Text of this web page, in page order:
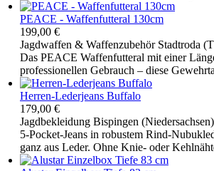
PEACE - Waffenfutteral 130cm
199,00 €
Jagdwaffen & Waffenzubehör Stadtroda
Das PEACE Waffenfutteral mit einer
professionellen Gebrauch – diese
Herren-Lederjeans Buffalo
179,00 €
Jagdbekleidung Bispingen (Niedersachsen)
5-Pocket-Jeans in robustem Rind-
ganz aus Leder. Ohne Knie- oder